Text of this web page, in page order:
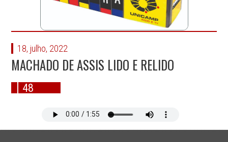
18, julho, 2022
MACHADO DE ASSIS LIDO E RELIDO
48